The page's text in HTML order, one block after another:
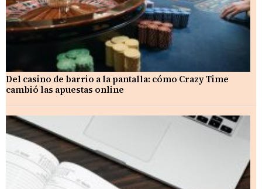
Del casino de barrio a la pantalla: cómo Crazy Time
cambió las apuestas online